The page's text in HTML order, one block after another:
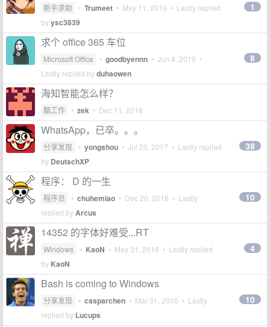
新手求助 • Trumeet • May 11, 2019 • Lastly replied
byysc3839
1
求个 office 365 车位
Microsoft Office • goodbyennn • Jun 4, 2019 •
Lastly replied byduhaowen
8
海知智能怎么样？
酷工作 • zek • Dec 11, 2018
WhatsApp，已卒。。。
分享发现 • yongshou • Jul 20, 2017 • Lastly replied
by DeutschXP
38
程序： D 的一生
程序员 • chuhemiao • Dec 20, 2016 • Lastly
replied byArcus
10
14352 的字体好难受...RT
Windows • KaoN • May 31, 2016 • Lastly replied
by KaoN
4
Bash is coming to Windows
分享发现 • casparchen • Mar 31, 2016 • Lastly
replied by Lucups
10